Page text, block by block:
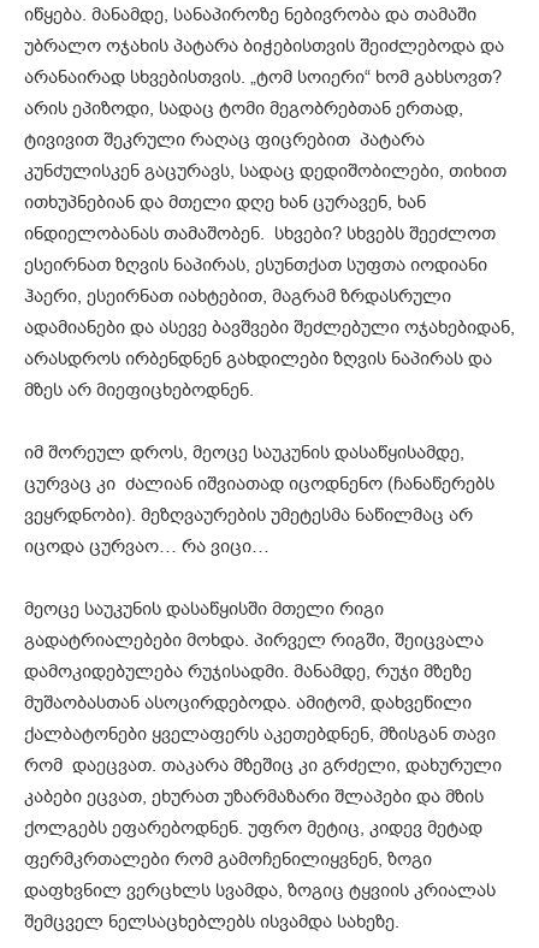
იწყება. მანამდე, სანაპიროზე ნებივრობა და თამაში
უბრალო ოჯახის პატარა ბიჭებისთვის შეიძლებოდა და
არანაირად სხვებისთვის. „ტომ სოიერი“ ხომ გახსოვთ?
არის ეპიზოდი, სადაც ტომი მეგობრებთან ერთად,
ტივივით შეკრული რაღაც ფიცრებით პატარა
კუნძულისკენ გაცურავს, სადაც დედიშობილები, თიხით
ითხუპნებიან და მთელი დღე ხან ცურავენ, ხან
ინდიელობანას თამაშობენ. სხვები? სხვებს შეეძლოთ
ესეირნათ ზღვის ნაპირას, ესუნთქათ სუფთა იოდიანი
ჰაერი, ესეირნათ იახტებით, მაგრამ ზრდასრული
ადამიანები და ასევე ბავშვები შეძლებული ოჯახებიდან,
არასდროს ირბენდნენ გახდილები ზღვის ნაპირას და
მზეს არ მიეფიცხებოდნენ.
იმ შორეულ დროს, მეოცე საუკუნის დასაწყისამდე,
ცურვაც კი ძალიან იშვიათად იცოდნენო (ჩანაწერებს
ვეყრდნობი). მეზღვაურების უმეტესმა ნაწილმაც არ
იცოდა ცურვაო… რა ვიცი…
მეოცე საუკუნის დასაწყისში მთელი რიგი
გადატრიალებები მოხდა. პირველ რიგში, შეიცვალა
დამოკიდებულება რუჯისადმი. მანამდე, რუჯი მზეზე
მუშაობასთან ასოცირდებოდა. ამიტომ, დახვეწილი
ქალბატონები ყველაფერს აკეთებდნენ, მზისგან თავი
რომ დაეცვათ. თაკარა მზეშიც კი გრძელი, დახურული
კაბები ეცვათ, ეხურათ უზარმაზარი შლაპები და მზის
ქოლგებს ეფარებოდნენ. უფრო მეტიც, კიდევ მეტად
ფერმკრთალები რომ გამოჩენილიყვნენ, ზოგი
დაფხვნილ ვერცხლს სვამდა, ზოგიც ტყვიის კრიალას
შემცველ ნელსაცხებლებს ისვამდა სახეზე.